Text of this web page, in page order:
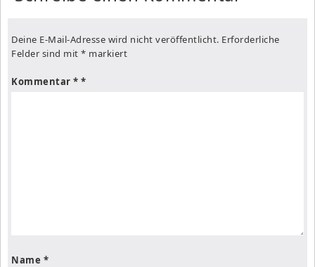
Deine E-Mail-Adresse wird nicht veröffentlicht. Erforderliche
Felder sind mit * markiert
Kommentar *
Name *